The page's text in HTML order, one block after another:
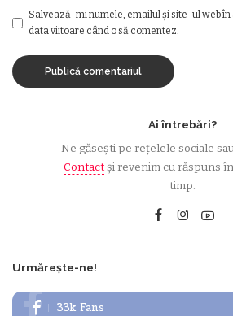
Salvează-mi numele, emailul și site-ul web
data viitoare când o să comentez.
Ai întrebări?
Ne găsești pe rețelele sociale
Contactși revenim cu răspuns
timp.
Urmărește-ne!
33k Fans